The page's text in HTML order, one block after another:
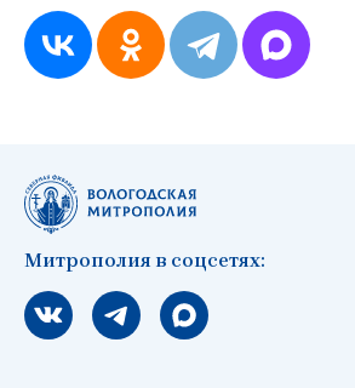
Митрополия в соцсетях:
Мы вконтакте
Мы в telegram
Мы в Макс